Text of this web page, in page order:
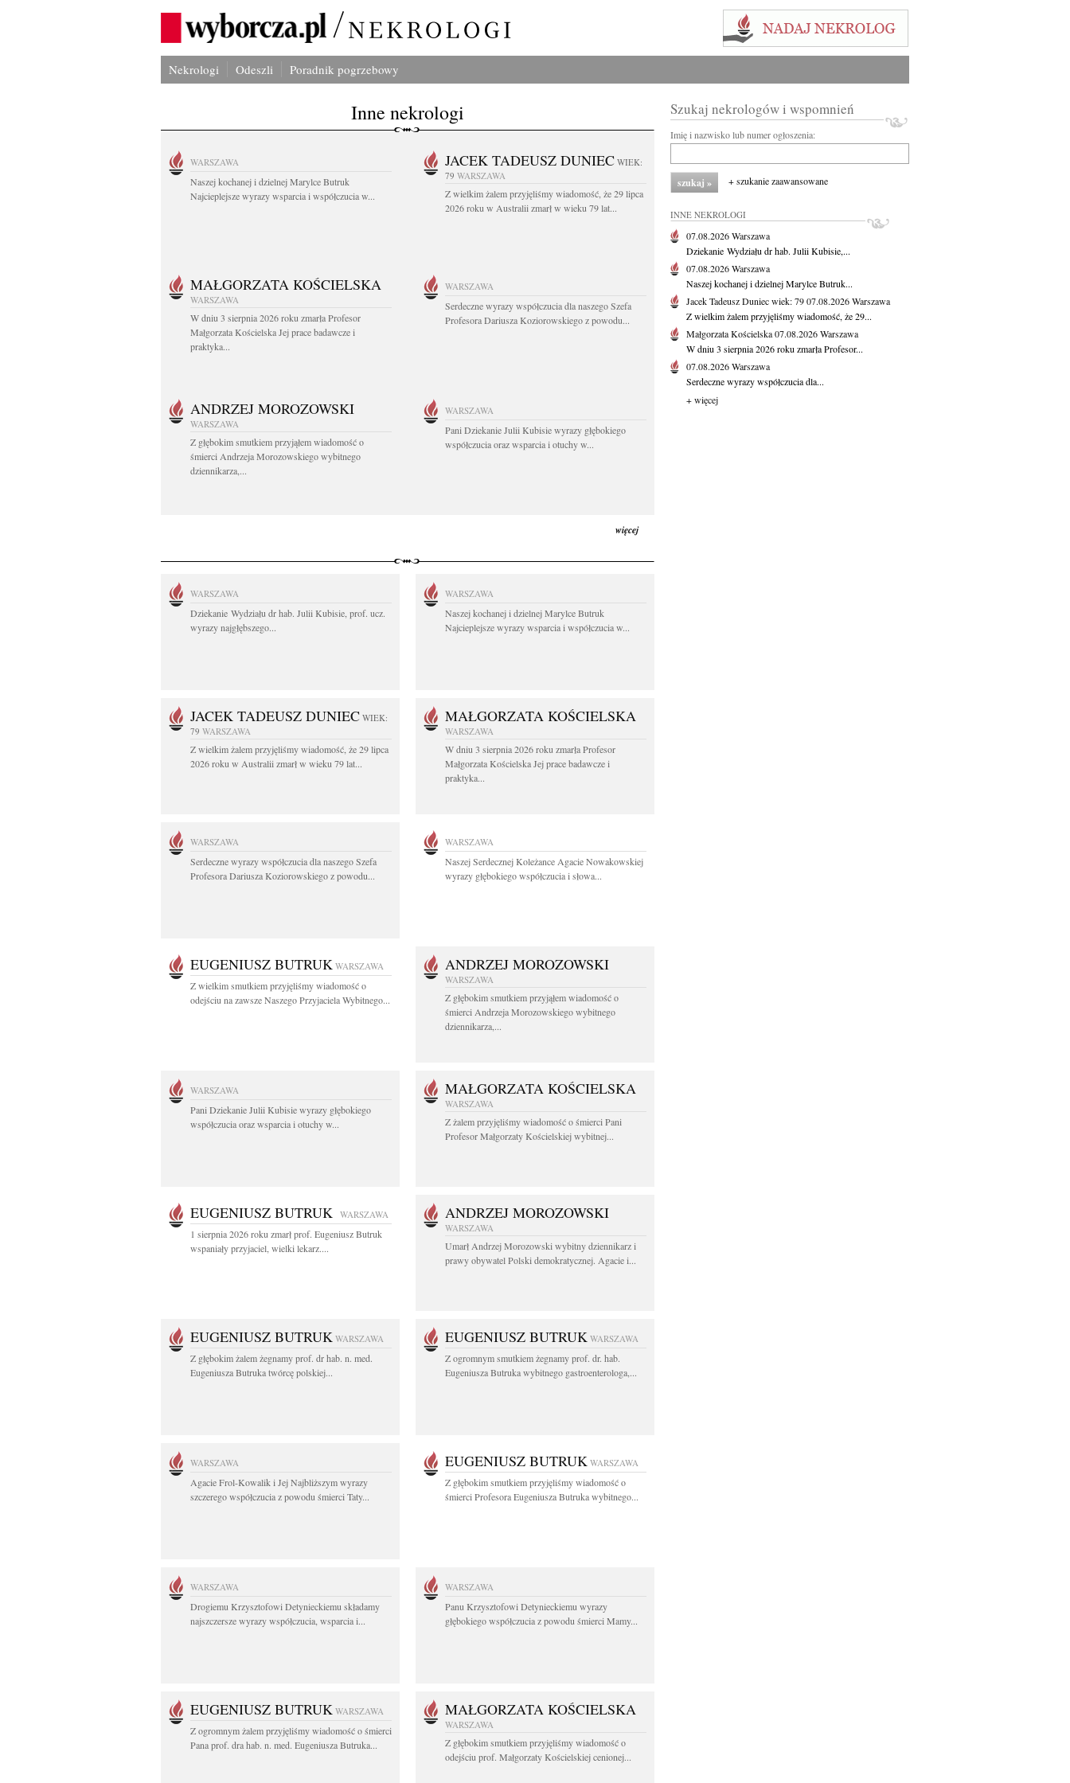
Nekrologi Odeszli Poradnik pogrzebowy
Inne nekrologi
WARSZAWA
Naszej kochanej i dzielnej Marylce Butruk
Najcieplejsze wyrazy wsparcia i współczucia w...
JACEK TADEUSZ DUNIEC WIEK:
79 WARSZAWA
Z wielkim żalem przyjęliśmy wiadomość, że 29 lipca
2026 roku w Australii zmarł w wieku 79 lat...
MAŁGORZATA KOŚCIELSKA
WARSZAWA
W dniu 3 sierpnia 2026 roku zmarła Profesor
Małgorzata Kościelska Jej prace badawcze i
praktyka...
WARSZAWA
Serdeczne wyrazy współczucia dla naszego Szefa
Profesora Dariusza Koziorowskiego z powodu...
ANDRZEJ MOROZOWSKI
WARSZAWA
Z głębokim smutkiem przyjąłem wiadomość o
śmierci Andrzeja Morozowskiego wybitnego
dziennikarza,...
WARSZAWA
Pani Dziekanie Julii Kubisie wyrazy głębokiego
współczucia oraz wsparcia i otuchy w...
więcej
WARSZAWA
Dziekanie Wydziału dr hab. Julii Kubisie, prof. ucz.
wyrazy najgłębszego...
WARSZAWA
Naszej kochanej i dzielnej Marylce Butruk
Najcieplejsze wyrazy wsparcia i współczucia w...
JACEK TADEUSZ DUNIEC WIEK:
79 WARSZAWA
Z wielkim żalem przyjęliśmy wiadomość, że 29 lipca
2026 roku w Australii zmarł w wieku 79 lat...
MAŁGORZATA KOŚCIELSKA
WARSZAWA
W dniu 3 sierpnia 2026 roku zmarła Profesor
Małgorzata Kościelska Jej prace badawcze i
praktyka...
WARSZAWA
Serdeczne wyrazy współczucia dla naszego Szefa
Profesora Dariusza Koziorowskiego z powodu...
WARSZAWA
Naszej Serdecznej Koleżance Agacie Nowakowskiej
wyrazy głębokiego współczucia i słowa...
EUGENIUSZ BUTRUK WARSZAWA
Z wielkim smutkiem przyjęliśmy wiadomość o
odejściu na zawsze Naszego Przyjaciela Wybitnego...
ANDRZEJ MOROZOWSKI
WARSZAWA
Z głębokim smutkiem przyjąłem wiadomość o
śmierci Andrzeja Morozowskiego wybitnego
dziennikarza,...
WARSZAWA
Pani Dziekanie Julii Kubisie wyrazy głębokiego
współczucia oraz wsparcia i otuchy w...
MAŁGORZATA KOŚCIELSKA
WARSZAWA
Z żalem przyjęliśmy wiadomość o śmierci Pani
Profesor Małgorzaty Kościelskiej wybitnej...
EUGENIUSZ BUTRUK WARSZAWA
1 sierpnia 2026 roku zmarł prof. Eugeniusz Butruk
wspaniały przyjaciel, wielki lekarz....
ANDRZEJ MOROZOWSKI
WARSZAWA
Umarł Andrzej Morozowski wybitny dziennikarz i
prawy obywatel Polski demokratycznej. Agacie i...
EUGENIUSZ BUTRUK WARSZAWA
Z głębokim żalem żegnamy prof. dr hab. n. med.
Eugeniusza Butruka twórcę polskiej...
EUGENIUSZ BUTRUK WARSZAWA
Z ogromnym smutkiem żegnamy prof. dr. hab.
Eugeniusza Butruka wybitnego gastroenterologa,...
WARSZAWA
Agacie Frol-Kowalik i Jej Najbliższym wyrazy
szczerego współczucia z powodu śmierci Taty...
EUGENIUSZ BUTRUK WARSZAWA
Z głębokim smutkiem przyjęliśmy wiadomość o
śmierci Profesora Eugeniusza Butruka wybitnego...
WARSZAWA
Drogiemu Krzysztofowi Detynieckiemu składamy
najszczersze wyrazy współczucia, wsparcia i...
WARSZAWA
Panu Krzysztofowi Detynieckiemu wyrazy
głębokiego współczucia z powodu śmierci Mamy...
EUGENIUSZ BUTRUK WARSZAWA
Z ogromnym żalem przyjęliśmy wiadomość o śmierci
Pana prof. dra hab. n. med. Eugeniusza Butruka...
MAŁGORZATA KOŚCIELSKA
WARSZAWA
Z głębokim smutkiem przyjęliśmy wiadomość o
odejściu prof. Małgorzaty Kościelskiej cenionej...
Szukaj nekrologów i wspomnień
Imię i nazwisko lub numer ogłoszenia:
+ szukanie zaawansowane
INNE NEKROLOGI
07.08.2026Warszawa
Dziekanie Wydziału dr hab. Julii Kubisie,...
07.08.2026Warszawa
Naszej kochanej i dzielnej Marylce Butruk...
Jacek Tadeusz Duniecwiek: 7907.08.2026Warszawa
Z wielkim żalem przyjęliśmy wiadomość, że 29...
Małgorzata Kościelska07.08.2026Warszawa
W dniu 3 sierpnia 2026 roku zmarła Profesor...
07.08.2026Warszawa
Serdeczne wyrazy współczucia dla...
+ więcej